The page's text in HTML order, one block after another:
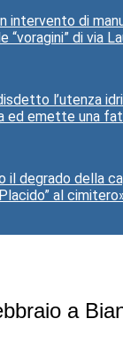
intervento di
“voragini” di via
l’utenza
ed emette una
il degrado della
al
a